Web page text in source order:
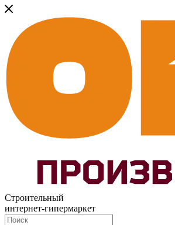
Строительный
интернет-гипермаркет